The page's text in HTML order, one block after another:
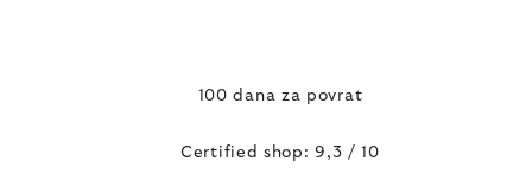
100 dana za povrat
Certified shop: 9,3 / 10